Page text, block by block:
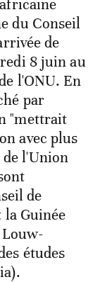
du Conseil
de
8 juin au
l'ONU. En
par
"mettrait
avec plus
de l'Union
de
Guinée
études